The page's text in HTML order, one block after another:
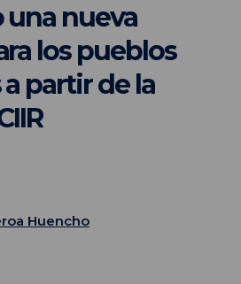
una nueva
los pueblos
partir de la
Huencho